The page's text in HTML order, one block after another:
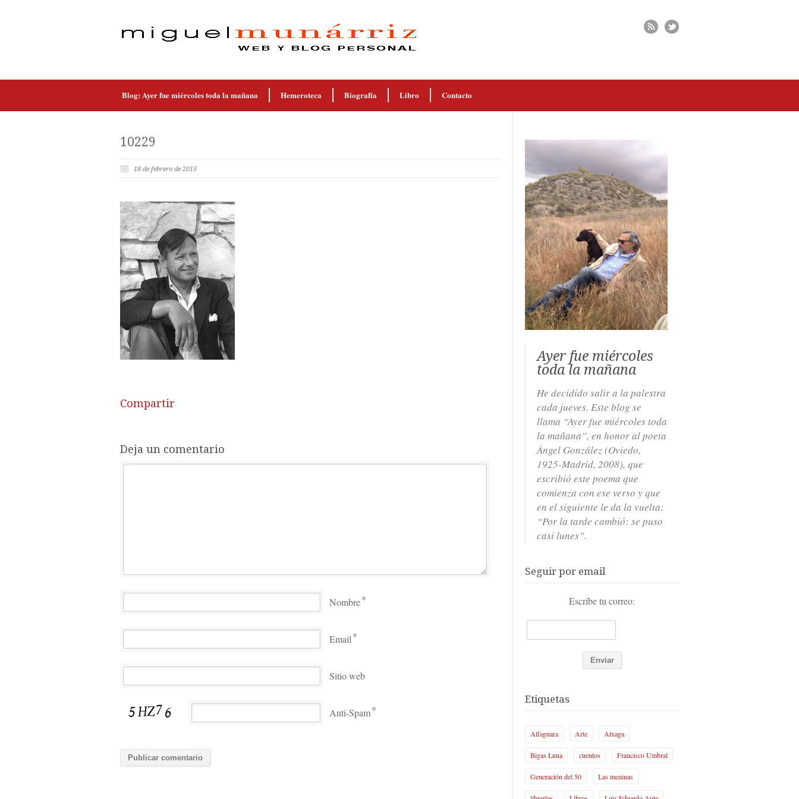
Blog: Ayer fue miércoles toda la mañana Hemeroteca Biografía Libro Contacto
10229
18 de febrero de 2015
Compartir
Deja un comentario
Nombre*
Email*
Sitio web
Anti-Spam*
Ayer fue miércoles
toda la mañana
He decidido salir a la palestra
cada jueves. Este blog se
llama “Ayer fue miércoles toda
la mañana”, en honor al poeta
Ángel González (Oviedo,
1925-Madrid, 2008), que
escribió este poema que
comienza con ese verso y que
en el siguiente le da la vuelta:
“Por la tarde cambió: se puso
casi lunes”.
Seguir por email
Escribe tu correo:
Etiquetas
Alfaguara Arte Atxaga
Bigas Luna cuentos Francisco Umbral
Generación del 50 Las meninas